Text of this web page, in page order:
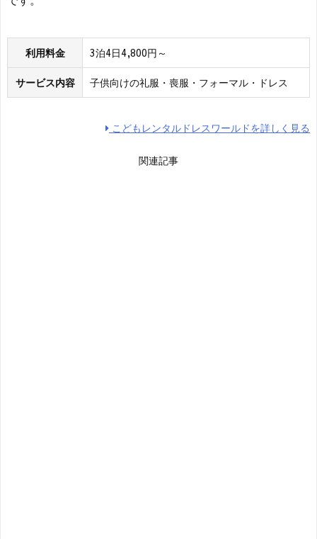
利用料金 3泊4日4,800円～
サービス内容 子供向けの礼服・喪服・フォーマル・ドレス
こどもレンタルドレスワールドを詳しく見る
関連記事